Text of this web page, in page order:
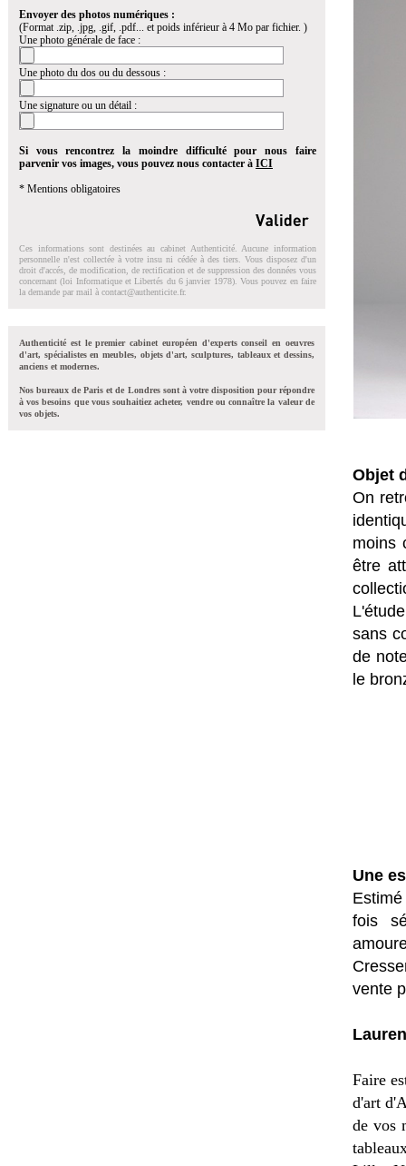
Envoyer des photos numériques :
(Format .zip, .jpg, .gif, .pdf... et poids inférieur à 4 Mo par fichier. )
Une photo générale de face :
Une photo du dos ou du dessous :
Une signature ou un détail :
Si vous rencontrez la moindre difficulté pour nous faire
parvenir vos images, vous pouvez nous contacter à ICI
* Mentions obligatoires
Ces informations sont destinées au cabinet Authenticité. Aucune information
personnelle n'est collectée à votre insu ni cédée à des tiers. Vous disposez d'un
droit d'accés, de modification, de rectification et de suppression des données vous
concernant (loi Informatique et Libertés du 6 janvier 1978). Vous pouvez en faire
la demande par mail à contact@authenticite.fr.
Authenticité est le premier cabinet européen d'experts conseil en oeuvres
d'art, spécialistes en meubles, objets d'art, sculptures, tableaux et dessins,
anciens et modernes.
Nos bureaux de Paris et de Londres sont à votre disposition pour répondre
à vos besoins que vous souhaitiez acheter, vendre ou connaître la valeur de
vos objets.
Objet
On
moins
être
sans
de
le
Une
fois
vente
Faire
d'art
de vos